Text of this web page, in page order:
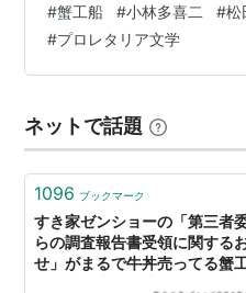
した漫画版と2009年の映画
ぜ今なお読み継がれている
下げながら、私なりの感想
うことなのか。 ■あらすじ
和感と共感 ■今もなお通じ
#蟹工船 #小林多喜二 #松
#プロレタリア文学
ネットで話題
1096 ブックマーク
すき家ゼンショーの「第三者
らの調査報告書受領に関する
せ」がまるで牛丼売ってる蟹